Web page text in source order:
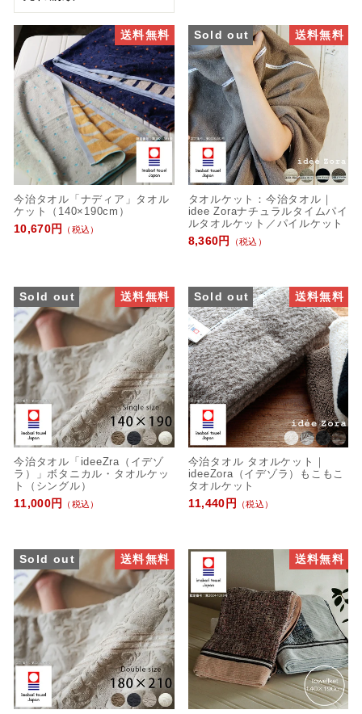
替
え
送料無料
今治タオル「ナディア」タオル
ケット（140×190cm）
10,670円
（税込）
Sold out 送料無料
タオルケット：今治タオル｜
idee Zoraナチュラルタイムパイ
ルタオルケット／パイルケット
8,360円
（税込）
Sold out 送料無料
今治タオル「ideeZra（イデゾ
ラ）」ボタニカル・タオルケッ
ト（シングル）
11,000円
（税込）
Sold out 送料無料
今治タオル タオルケット｜
ideeZora（イデゾラ）もこもこ
タオルケット
11,440円
（税込）
Sold out 送料無料 送料無料